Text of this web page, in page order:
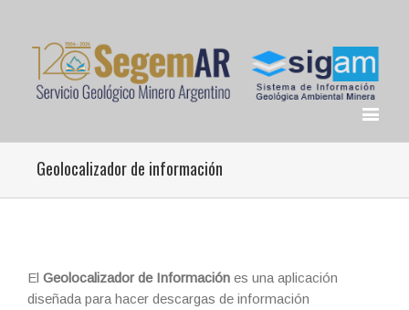
Geolocalizador de información
El Geolocalizador de Información es una aplicación
diseñada para hacer descargas de información